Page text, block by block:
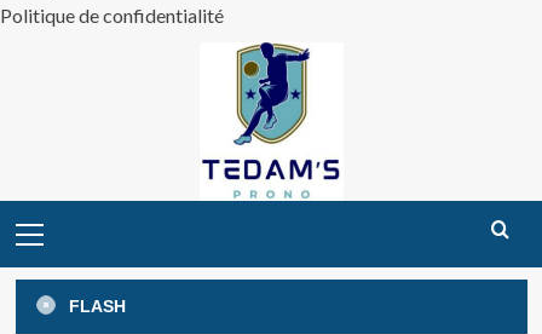
Politique de confidentialité
Menu
FLASH